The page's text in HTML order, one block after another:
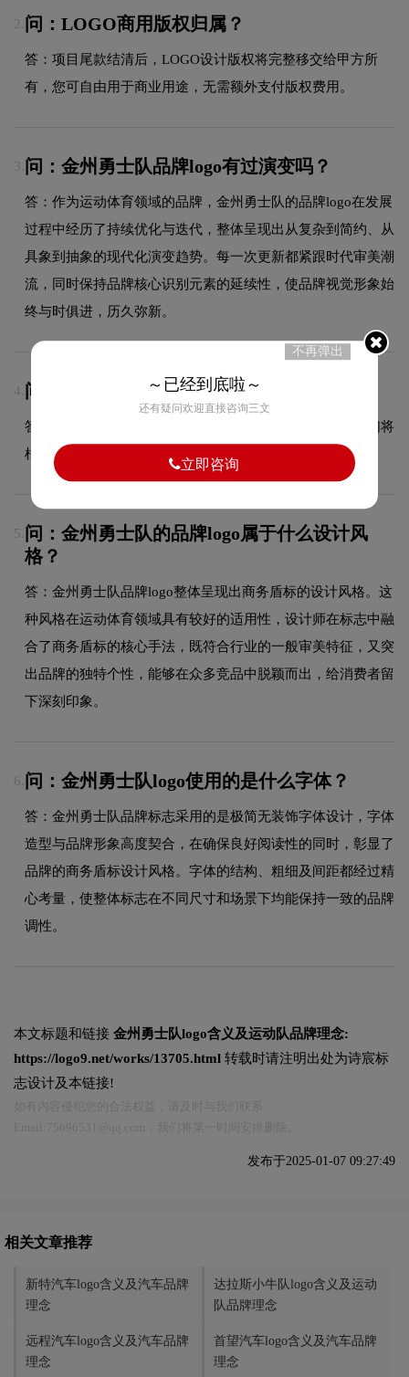
2. 问：LOGO商用版权归属？
答：项目尾款结清后，LOGO设计版权将完整移交给甲方所
有，您可自由用于商业用途，无需额外支付版权费用。
3. 问：金州勇士队品牌logo有过演变吗？
答：作为运动体育领域的品牌，金州勇士队的品牌logo在发展
过程中经历了持续优化与迭代，整体呈现出从复杂到简约、从
具象到抽象的现代化演变趋势。每一次更新都紧跟时代审美潮
流，同时保持品牌核心识别元素的延续性，使品牌视觉形象始
终与时俱进，历久弥新。
4. 问：加急能否处理？
答：可以加急处理，具体加急时间和费用请咨询客服，我们将
根据项目复杂度和您的紧急需求协调安排。
5. 问：金州勇士队的品牌logo属于什么设计风
格？
答：金州勇士队品牌logo整体呈现出商务盾标的设计风格。这
种风格在运动体育领域具有较好的适用性，设计师在标志中融
合了商务盾标的核心手法，既符合行业的一般审美特征，又突
出品牌的独特个性，能够在众多竞品中脱颖而出，给消费者留
下深刻印象。
6. 问：金州勇士队logo使用的是什么字体？
答：金州勇士队品牌标志采用的是极简无装饰字体设计，字体
造型与品牌形象高度契合，在确保良好阅读性的同时，彰显了
品牌的商务盾标设计风格。字体的结构、粗细及间距都经过精
心考量，使整体标志在不同尺寸和场景下均能保持一致的品牌
调性。
本文标题和链接 金州勇士队logo含义及运动队品牌理念:
https://logo9.net/works/13705.html 转载时请注明出处为诗宸标
志设计及本链接!
发布于2025-01-07 09:27:49
相关文章推荐
新特汽车logo含义及汽车品牌
理念
达拉斯小牛队logo含义及运动
队品牌理念
远程汽车logo含义及汽车品牌
理念
首望汽车logo含义及汽车品牌
理念
不再弹出
～已经到底啦～
还有疑问欢迎直接咨询三文
立即咨询